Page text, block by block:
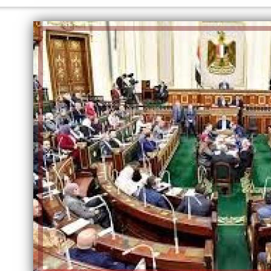
إلهام شرشر تكتب: دي مبقتش كورة..
دي سياسة
الكاتبة إلهام شرشر تهنئ الرئيس
السيسي بعيد ميلاده وتُشيد بجهوده
في بناء الدولة